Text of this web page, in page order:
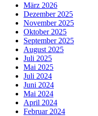
März 2026
Dezember 2025
November 2025
Oktober 2025
September 2025
August 2025
Juli 2025
Mai 2025
Juli 2024
Juni 2024
Mai 2024
April 2024
Februar 2024